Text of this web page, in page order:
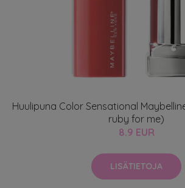
Huulipuna Color Sensational
ruby for me)
8.9 EUR
LISÄTIETOJA